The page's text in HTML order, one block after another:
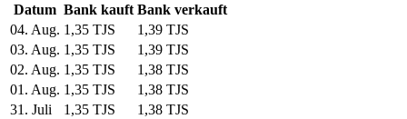
Datum Bank kauft Bank verkauft
04. Aug. 1,35 TJS
1,39 TJS
03. Aug. 1,35 TJS
1,39 TJS
02. Aug. 1,35 TJS
1,38 TJS
01. Aug. 1,35 TJS
1,38 TJS
31. Juli
1,35 TJS
1,38 TJS